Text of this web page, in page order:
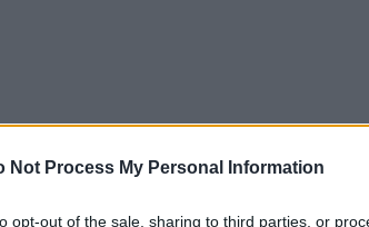
Not Process My Personal Information
opt-out of the sale, sharing to third parties, or